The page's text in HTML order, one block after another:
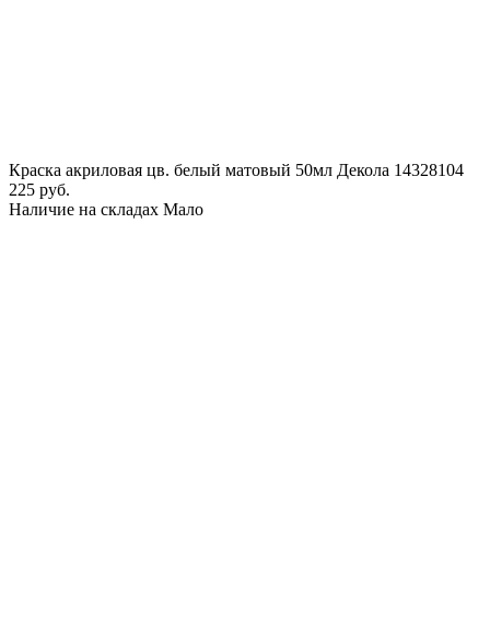
Краска акриловая цв. белый матовый 50мл Декола 14328104
225 руб.
Наличие на складах Мало